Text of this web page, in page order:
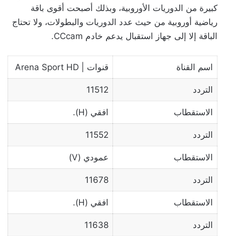
كبيرة من الدوريات الأوروبية، وبذلك أصبحت أقوى باقة
رياضية أوروبية من حيث عدد الدوريات والبطولات، ولا تحتاج
الباقة إلا إلى جهاز استقبال يدعم خادم CCcam.
اسم القناة قنوات | Arena Sport HD
التردد 11512
الاستقطاب افقي (H).
التردد 11552
الاستقطاب عمودي (V)
التردد 11678
الاستقطاب افقي (H).
التردد 11638